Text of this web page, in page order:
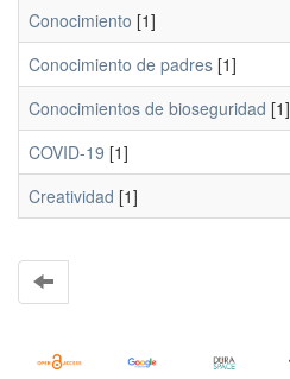
Conocimiento [1]
Conocimiento de padres [1]
Conocimientos de bioseguridad [1]
COVID-19 [1]
Creatividad [1]